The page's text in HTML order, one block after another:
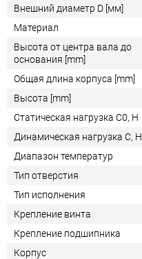
Внешний диаметр D [мм]
Материал
Высота от центра вала до
основания [mm]
Общая длина корпуса [mm]
Высота [mm]
Статическая нагрузка C0, Н
Динамическая нагрузка C, Н
Диапазон температур
Тип отверстия
Тип исполнения
Крепление винта
Крепление подшипника
Корпус